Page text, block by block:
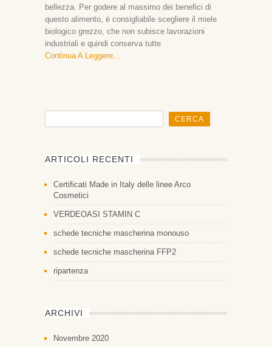
bellezza. Per godere al massimo dei benefici di
questo alimento, è consigliabile scegliere il miele
biologico grezzo, che non subisce lavorazioni
industriali e quindi conserva tutte
Continua A Leggere
ARTICOLI RECENTI
Certificati Made in Italy delle linee Arco
Cosmetici
VERDEOASI STAMIN C
schede tecniche mascherina monouso
schede tecniche mascherina FFP2
ripartenza
ARCHIVI
Novembre 2020